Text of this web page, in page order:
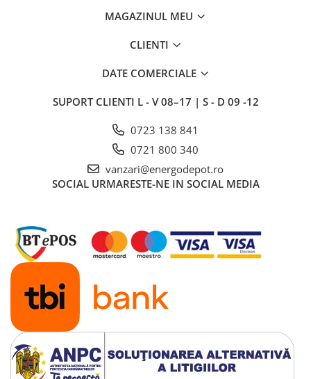
Electrozi impamantare
Intrerupatoare automate
diferentiale
Intrerupatoare automate modulare
Separator sarcina
Relee
Releu monitorizare tensiune
Separator fuzibil
Separator fuzibil aplicatii
fotovoltaice
MAGAZINUL MEU
CLIENTI
DATE COMERCIALE
SUPORT CLIENTI L - V 08–17 | S - D 09 -12
0723 138 841
0721 800 340
vanzari@energodepot.ro
SOCIAL URMARESTE-NE IN SOCIAL MEDIA